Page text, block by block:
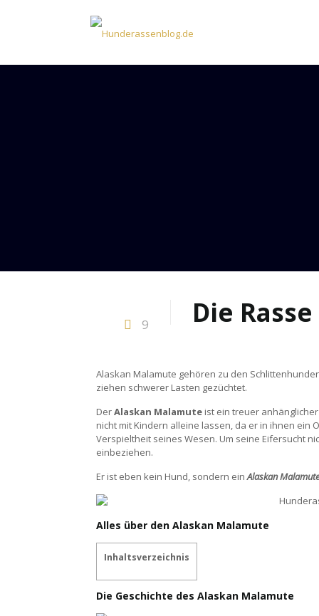
9 Die
Alaskan Malamute gehören zu den
ziehen schwerer Lasten gezüchtet.
DerAlaskan Malamute ist ein treuer
nicht mit Kindern alleine lassen, da er in ihnen ein
Verspieltheit seines Wesen. Um seine Eifersucht
einbeziehen.
Er ist eben kein Hund, sondern einAlaskan
Alles über den Alaskan Malamute
Inhaltsverzeichnis
Die Geschichte des Alaskan Malamute